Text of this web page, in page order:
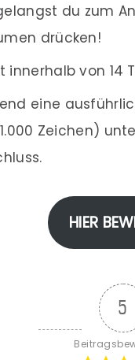
du zum
drücken!
innerhalb von 14
eine
Zeichen)
HIER
5